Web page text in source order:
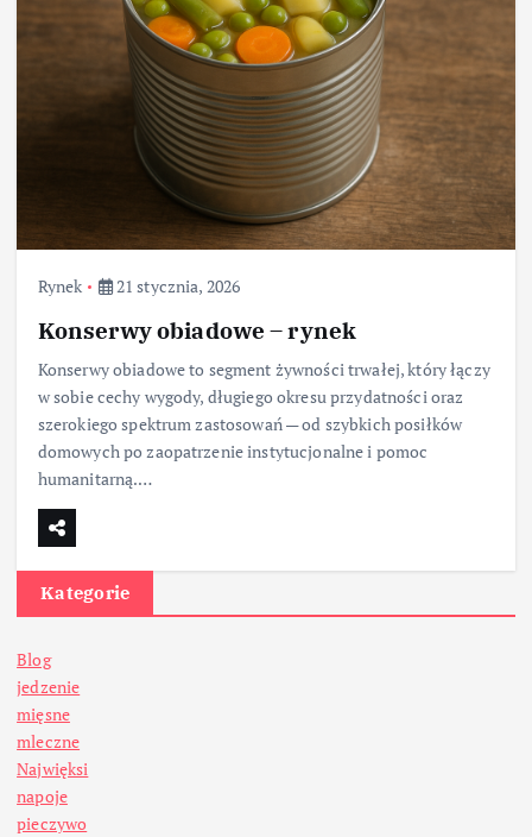
Rynek 21 stycznia, 2026
Konserwy obiadowe – rynek
Konserwy obiadowe to segment żywności trwałej, który łączy
w sobie cechy wygody, długiego okresu przydatności oraz
szerokiego spektrum zastosowań — od szybkich posiłków
domowych po zaopatrzenie instytucjonalne i pomoc
humanitarną.…
Kategorie
Blog
jedzenie
mięsne
mleczne
Najwięksi
napoje
pieczywo